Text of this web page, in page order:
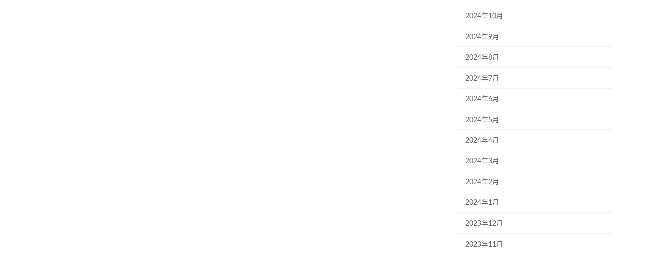
2024年10月
2024年9月
2024年8月
2024年7月
2024年6月
2024年5月
2024年4月
2024年3月
2024年2月
2024年1月
2023年12月
2023年11月